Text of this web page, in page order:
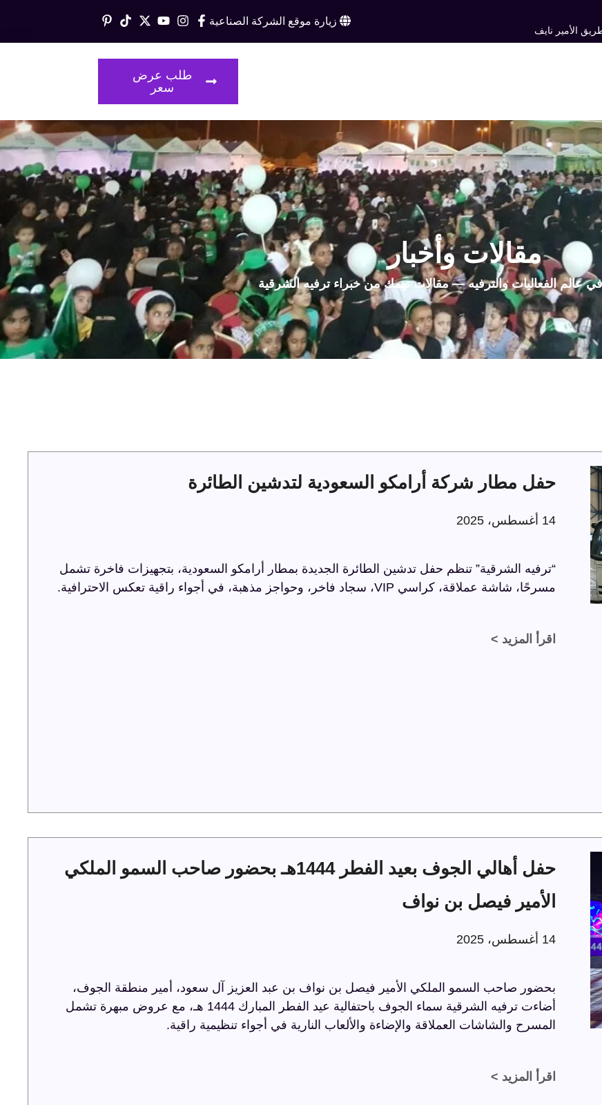
الأمير نايف
زيارة موقع الشركة الصناعية
طلب عرض
سعر
مقالات وأخبار
عالم الفعاليات والترفيه — مقالات تهمك من خبراء ترفيه الشرقية
حفل مطار شركة أرامكو السعودية لتدشين الطائرة
14 أغسطس، 2025
“ترفيه الشرقية” تنظم حفل تدشين الطائرة الجديدة بمطار أرامكو السعودية، بتجهيزات فاخرة تشمل
مسرحًا، شاشة عملاقة، كراسي VIP، سجاد فاخر، وحواجز مذهبة، في أجواء راقية تعكس الاحترافية.
اقرأ المزيد >
حفل أهالي الجوف بعيد الفطر 1444هـ بحضور صاحب السمو الملكي
الأمير فيصل بن نواف
14 أغسطس، 2025
بحضور صاحب السمو الملكي الأمير فيصل بن نواف بن عبد العزيز آل سعود، أمير منطقة الجوف،
أضاءت ترفيه الشرقية سماء الجوف باحتفالية عيد الفطر المبارك 1444 هـ، مع عروض مبهرة تشمل
المسرح والشاشات العملاقة والإضاءة والألعاب النارية في أجواء تنظيمية راقية.
اقرأ المزيد >